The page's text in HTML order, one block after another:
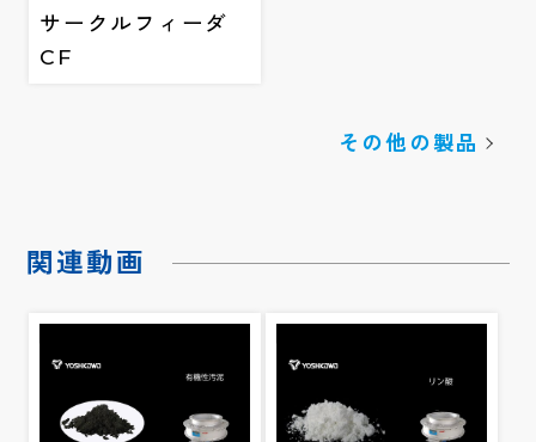
サークルフィーダ
CF
その他の製品
関連動画